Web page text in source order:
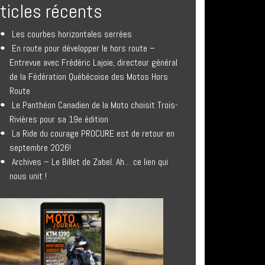
récents
Les courbes horizontales serrées
En route pour développer le hors route –
Entrevue avec Frédéric Lajoie, directeur général
de la Fédération Québécoise des Motos Hors
Route
Le Panthéon Canadien de la Moto choisit Trois-
Rivières pour sa 19e édition
La Ride du courage PROCURE est de retour en
septembre 2026!
Archives – Le Billet de Zabel. Ah… ce lien qui
nous unit !